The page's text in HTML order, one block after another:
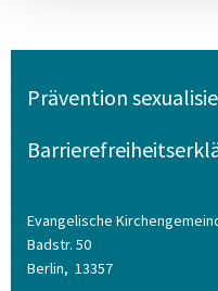
Prävention
Evangelische
Badstr. 50
Berlin, 13357